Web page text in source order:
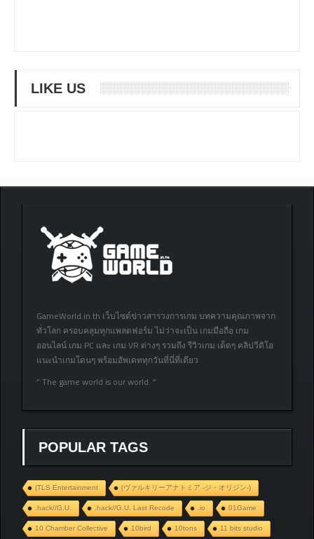
LIKE US
GameWorld.in.th เว็บไซต์ข่าวสารวงการเกม บทความคุณภาพจาก
ทั่วโลก ครอบคลุมทุกแพลตฟอร์ม ไม่ว่าจะเป็น เกมมือถือ เกม
ออนไลน์ เกม PC และ เกม VR ต่างๆ รวมถึง รีวิวเกม เด็ดๆ คลิปวีดิโอ
แนะนำเกมโดนๆ พร้อมอัพเดททุกวันที่นี่ที่เดียว
” The game world is our world. “
POPULAR TAGS
(TLS Entertainment (ヴァルキリーアナトミア ‐ジ・オリジン‐)
.hack//G.U. .hack//G.U. Last Recode .io 01Game
10 Chamber Collective 10bird 10tons 11 bits studio